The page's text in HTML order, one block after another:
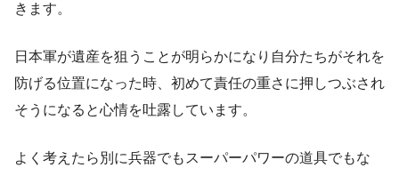
きます。
日本軍が遺産を狙うことが明らかになり自分たちがそれを
防げる位置になった時、初めて責任の重さに押しつぶされ
そうになると心情を吐露しています。
よく考えたら別に兵器でもスーパーパワーの道具でもな